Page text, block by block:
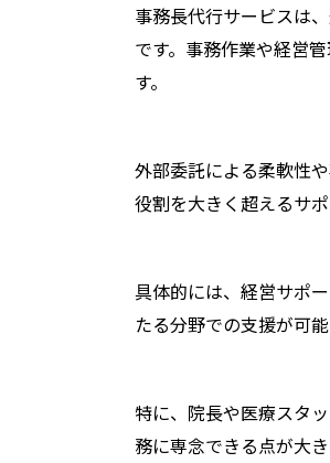
事務長代行サービスは
です。事務作業や経営
す。
外部委託による柔軟性
役割を大きく超えるサ
具体的には、経営サポ
たる分野での支援が可能
特に、院長や医療スタ
務に専念できる点が大